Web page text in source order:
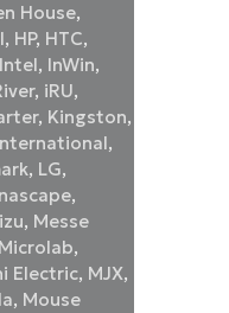
House,
, HP, HTC,
Intel, InWin,
, iRU,
, Kingston,
,
, LG,
,
, Messe
Microlab,
Electric, MJX,
, Mouse